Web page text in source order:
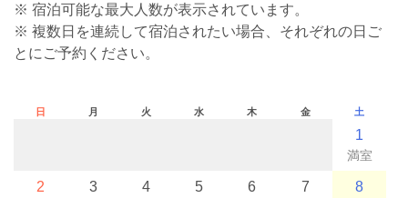
※ 宿泊可能な最大人数が表示されています。
※ 複数日を連続して宿泊されたい場合、それぞれの日ご
とにご予約ください。
日 月 火 水 木 金 土
1
満室
2 3 4 5 6 7 8